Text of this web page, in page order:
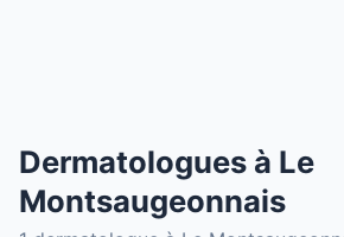
Dermatologues à Le
Montsaugeonnais